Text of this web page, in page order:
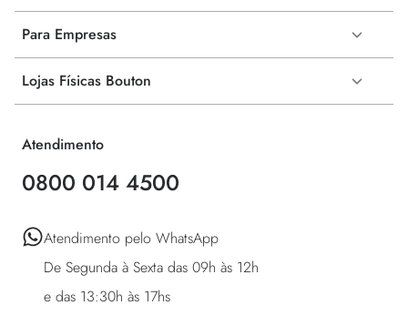
Para Empresas
Lojas Físicas Bouton
Atendimento
0800 014 4500
Atendimento pelo WhatsApp
De Segunda à Sexta das 09h às 12h
e das 13:30h às 17hs